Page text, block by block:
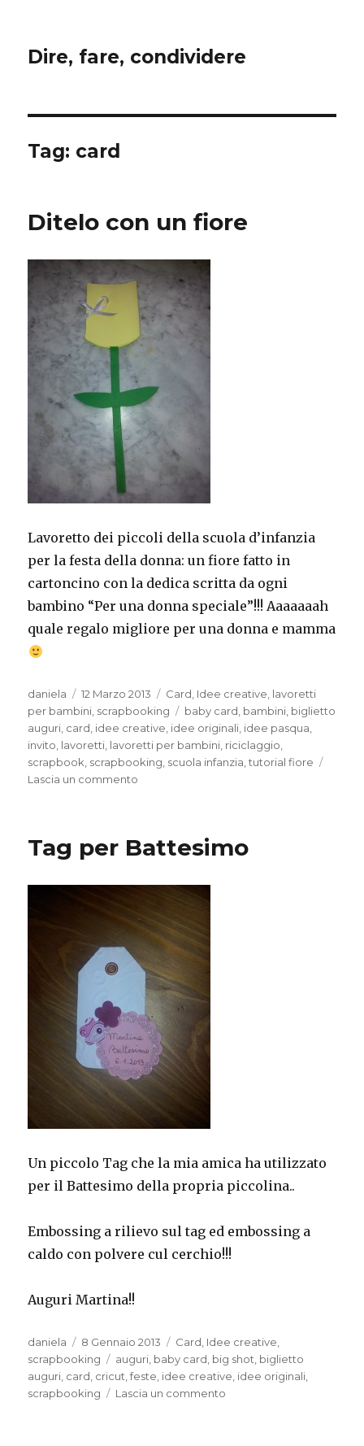
Dire, fare, condividere
Tag: card
Ditelo con un fiore
Lavoretto dei piccoli della scuola d’infanzia
per la festa della donna: un fiore fatto in
cartoncino con la dedica scritta da ogni
bambino “Per una donna speciale”!!! Aaaaaaah
quale regalo migliore per una donna e mamma
Autore
daniela
Pubblicato
il
12 Marzo 2013 Categorie
Card Idee creative lavoretti
per bambini scrapbooking Tag
baby card bambini biglietto
auguri card idee creative idee originali idee pasqua
invito lavoretti lavoretti per bambini riciclaggio
scrapbook scrapbooking scuola infanzia ,tutorial fiore
Lascia un commento
fiore
Tag per Battesimo
Un piccolo Tag che la mia amica ha utilizzato
per il Battesimo della propria piccolina..
Embossing a rilievo sul tag ed embossing a
caldo con polvere cul cerchio!!!
Auguri Martina!!
Autore
daniela
Pubblicato
il
8 Gennaio 2013 Categorie
Card Idee creative
scrapbooking
Tag
auguri baby card big shot biglietto
auguri card cricut ,feste idee creative idee originali
scrapbooking
Lascia un commento